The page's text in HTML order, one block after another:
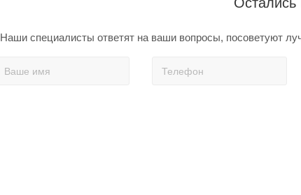
Наши специалисты ответят на ваши вопросы, посоветуют